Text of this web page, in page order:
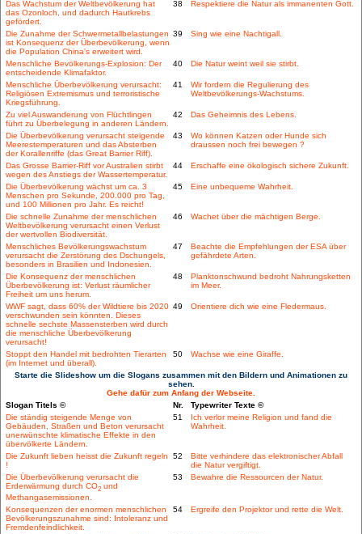
Das Wachstum der Weltbevölkerung hat
das Ozonloch, und dadurch Hautkrebs
gefördert.
38 Respektiere die Natur als immanenten Gott.
Die Zunahme der Schwermetallbelastungen
ist Konsequenz der Überbevölkerung, wenn
die Population China's erweitert wird.
39 Sing wie eine Nachtigall.
Menschliche Bevölkerungs-Explosion: Der
entscheidende Klimafaktor.
40 Die Natur weint weil sie stirbt.
Menschliche Überbevölkerung verursacht:
Religiösen Extremismus und terroristische
Kriegsführung.
41
Wir fordern die Regulierung des
Weltbevölkerungs-Wachstums.
Zu viel Auswanderung von Flüchtlingen
führt zu Überbelegung in anderen Ländern.
42 Das Geheimnis des Lebens.
Die Überbevölkerung verursacht steigende
Meerestemperaturen und das Absterben
der Korallenriffe (das Great Barrier Riff).
43
Wo können Katzen oder Hunde sich
draussen noch frei bewegen ?
Das Grosse Barrier-Riff vor Australien stirbt
wegen des Anstiegs der Wassertemperatur.
44 Erschaffe eine ökologisch sichere Zukunft.
Die Überbevölkerung wächst um ca. 3
Menschen pro Sekunde, 200.000 pro Tag,
und 100 Millionen pro Jahr. Es reicht!
45 Eine unbequeme Wahrheit.
Die schnelle Zunahme der menschlichen
Weltbevölkerung verursacht einen Verlust
der wertvollen Biodiversität.
46 Wachet über die mächtigen Berge.
Menschliches Bevölkerungswachstum
verursacht die Zerstörung des Dschungels,
besonders in Brasilien und Indonesien.
47
Beachte die Empfehlungen der ESA über
gefährdete Arten.
Die Konsequenz der menschlichen
Überbevölkerung ist: Verlust räumlicher
Freiheit um uns herum.
48
Planktonschwund bedroht Nahrungsketten
im Meer.
WWF sagt, dass 60% der Wildtiere bis 2020
verschwunden sein könnten. Dieses
schnelle sechste Massensterben wird durch
die menschliche Überbevölkerung
verursacht!
49 Orientiere dich wie eine Fledermaus.
Stoppt den Handel mit bedrohten Tierarten
(im Internet und überall).
50 Wachse wie eine Giraffe.
Starte die Slideshow um die Slogans zusammen mit den Bildern und Animationen zu
sehen.
Gehe dafür zum Anfang der Webseite.
Slogan Titels ©
Nr.
Typewriter Texte ©
Die ständig steigende Menge von
Gebäuden, Straßen und Beton verursacht
unerwünschte klimatische Effekte in den
übervölkerte Ländern.
51
Ich verlor meine Religion und fand die
Wahrheit.
Die Zukunft lieben heisst die Zukunft regeln
!
52
Bitte verhindere das elektronischer Abfall
die Natur vergiftigt.
Die Überbevölkerung verursacht die
Erderwärmung durch CO2 und
Methangasemissionen.
53 Bewahre die Ressourcen der Natur.
Konsequenzen der enormen menschlichen
Bevölkerungszunahme sind: Intoleranz und
Fremdenfeindlichkeit.
54 Ergreife den Projektor und rette die Welt.